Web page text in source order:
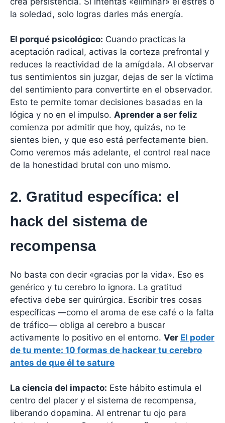
la soledad, solo logras darles más energía.
El porqué psicológico: Cuando practicas la
aceptación radical, activas la corteza prefrontal y
reduces la reactividad de la amígdala. Al observar
tus sentimientos sin juzgar, dejas de ser la víctima
del sentimiento para convertirte en el observador.
Esto te permite tomar decisiones basadas en la
lógica y no en el impulso. Aprender a ser feliz
comienza por admitir que hoy, quizás, no te
sientes bien, y que eso está perfectamente bien.
Como veremos más adelante, el control real nace
de la honestidad brutal con uno mismo.
2. Gratitud específica: el
hack del sistema de
recompensa
No basta con decir «gracias por la vida». Eso es
genérico y tu cerebro lo ignora. La gratitud
efectiva debe ser quirúrgica. Escribir tres cosas
específicas —como el aroma de ese café o la falta
de tráfico— obliga al cerebro a buscar
activamente lo positivo en el entorno. Ver El poder
de tu mente: 10 formas de hackear tu cerebro
antes de que él te sature
La ciencia del impacto: Este hábito estimula el
centro del placer y el sistema de recompensa,
liberando dopamina. Al entrenar tu ojo para